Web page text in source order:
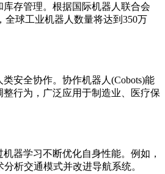
存管理。根据国际机器人联合会
全球工业机器人数量将达到350万
全协作。协作机器人(Cobots)能
行为，广泛应用于制造业、医疗保
学习不断优化自身性能。例如，
析交通模式并改进导航系统。